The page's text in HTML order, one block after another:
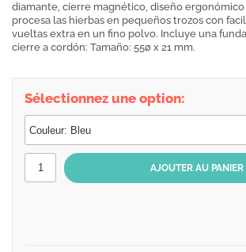
diamante, cierre magnético, diseño ergonómico
procesa las hierbas en pequeños trozos con
vueltas extra en un fino polvo. Incluye una
cierre a cordón: Tamaño: 55ø x 21 mm.
Sélectionnez une option: